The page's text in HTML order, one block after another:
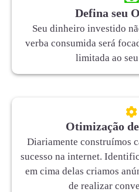
Defina seu
Seu dinheiro investido
verba consumida será
limitada ao
Otimização
Diariamente construímos
sucesso na internet.
em cima delas criamos
de realizar